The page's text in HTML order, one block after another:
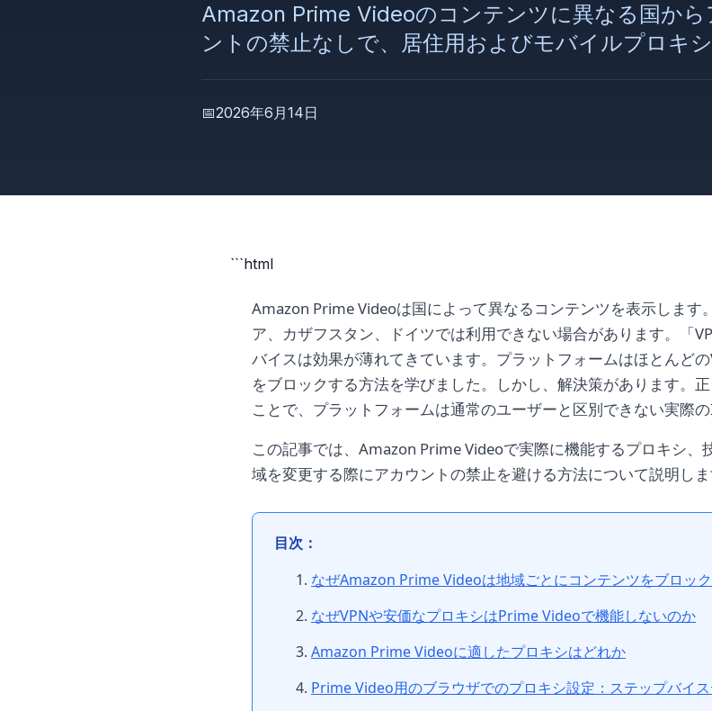
Amazon Prime Videoのコンテンツに異なる国か
ントの禁止なしで、居住用およびモバイルプロキ
📅2026年6月14日
```html
Amazon Prime Videoは国によって異なるコンテンツを表示します
ア、カザフスタン、ドイツでは利用できない場合があります。「
バイスは効果が薄れてきています。プラットフォームはほとんど
をブロックする方法を学びました。しかし、解決策があります。
ことで、プラットフォームは通常のユーザーと区別できない実際の
この記事では、Amazon Prime Videoで実際に機能するプロキシ、
域を変更する際にアカウントの禁止を避ける方法について説明しま
目次：
なぜAmazon Prime Videoは地域ごとにコンテンツをブロッ
なぜVPNや安価なプロキシはPrime Videoで機能しないのか
Amazon Prime Videoに適したプロキシはどれか
Prime Video用のブラウザでのプロキシ設定：ステップバイ